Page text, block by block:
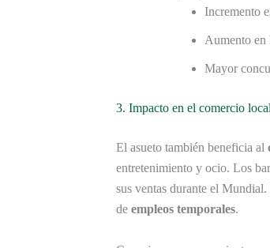
Incremento
Aumento en
Mayor
3. Impacto en el comercio local
El asueto también beneficia al
entretenimiento y ocio. Los
sus ventas durante el Mundial.
de empleos temporales.